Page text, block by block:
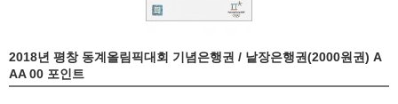
2018년 평창 동계올림픽대회 기념은행권 / 낱장은행권(2000원권) A
AA 00 포인트